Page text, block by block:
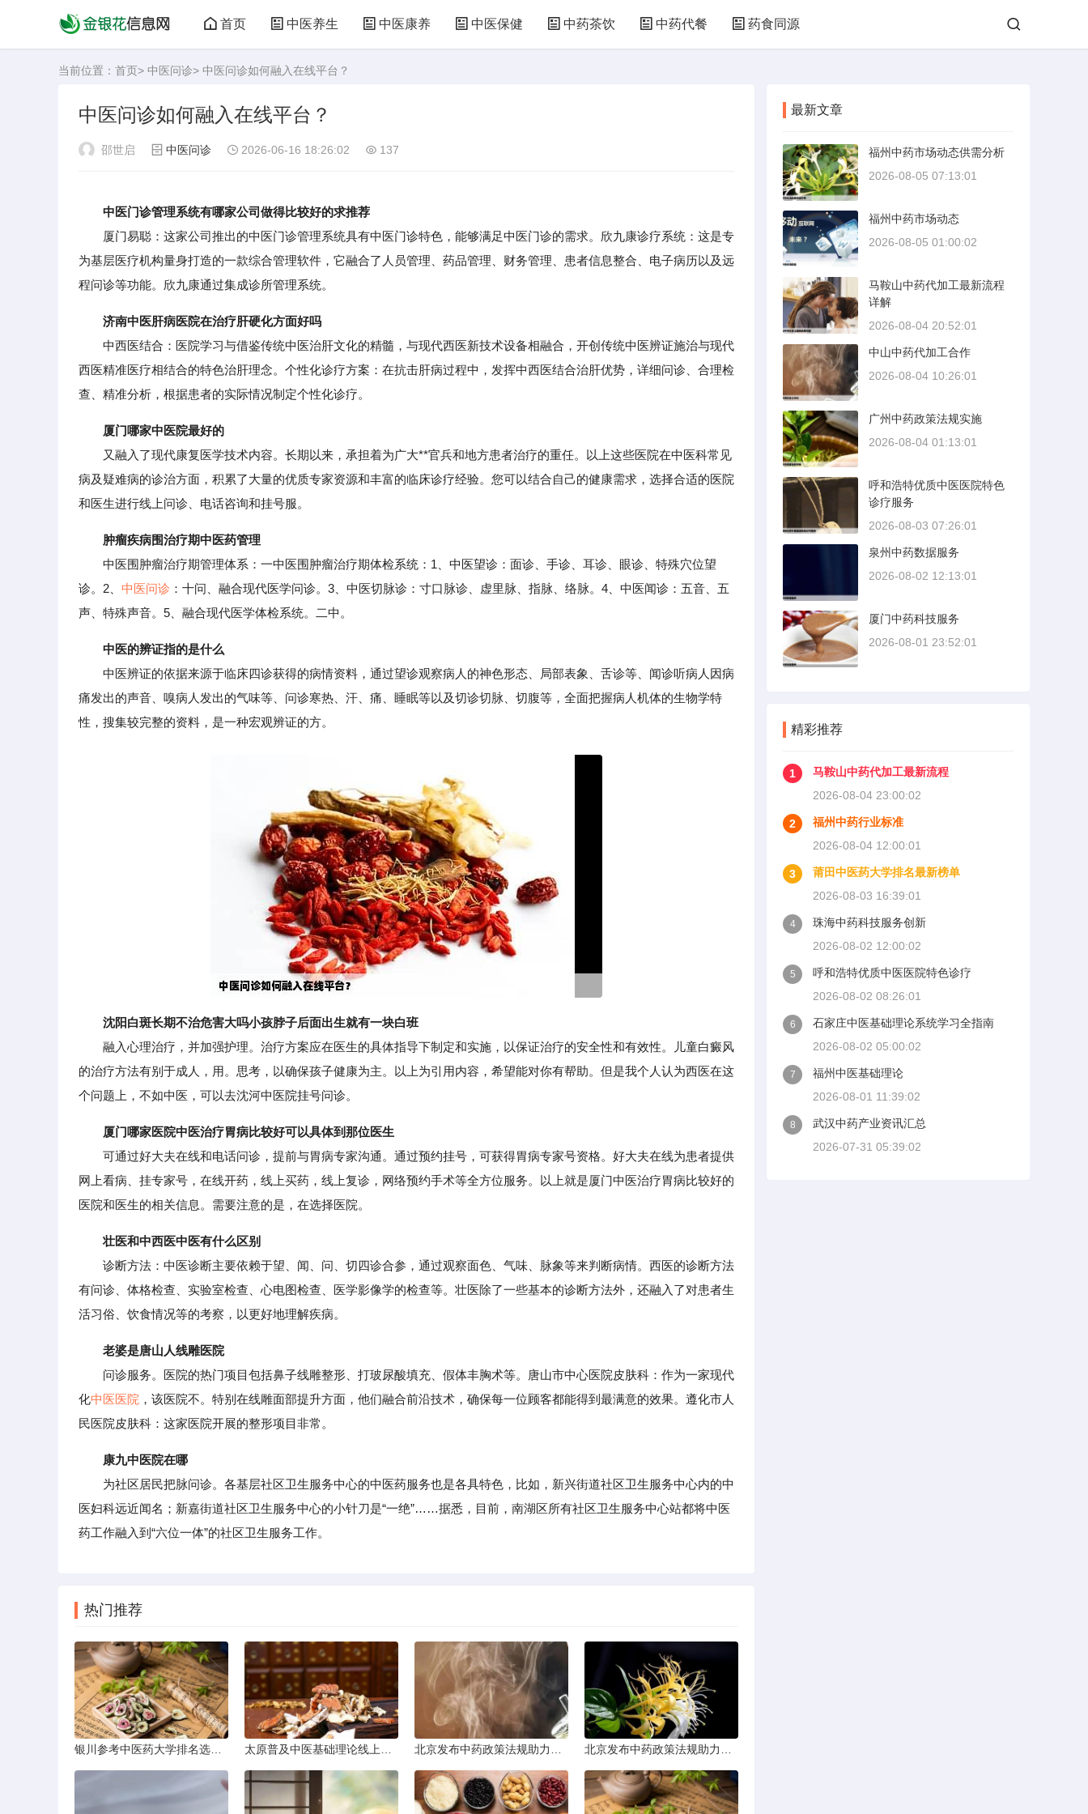
首页 中医养生 中医康养 中医保健 中药茶饮 中药代餐 药食同源
当前位置： 首页> 中医问诊> 中医问诊如何融入在线平台？
中医问诊如何融入在线平台？
邵世启 中医问诊 2026-06-16 18:26:02 137
中医门诊管理系统有哪家公司做得比较好的求推荐
厦门易聪：这家公司推出的中医门诊管理系统具有中医门诊特色，能够满足中医门诊的需求。欣九康诊疗系统：这是专
为基层医疗机构量身打造的一款综合管理软件，它融合了人员管理、药品管理、财务管理、患者信息整合、电子病历以及远
程问诊等功能。欣九康通过集成诊所管理系统。
济南中医肝病医院在治疗肝硬化方面好吗
中西医结合：医院学习与借鉴传统中医治肝文化的精髓，与现代西医新技术设备相融合，开创传统中医辨证施治与现代
西医精准医疗相结合的特色治肝理念。个性化诊疗方案：在抗击肝病过程中，发挥中西医结合治肝优势，详细问诊、合理检
查、精准分析，根据患者的实际情况制定个性化诊疗。
厦门哪家中医院最好的
又融入了现代康复医学技术内容。长期以来，承担着为广大**官兵和地方患者治疗的重任。以上这些医院在中医科常见
病及疑难病的诊治方面，积累了大量的优质专家资源和丰富的临床诊疗经验。您可以结合自己的健康需求，选择合适的医院
和医生进行线上问诊、电话咨询和挂号服。
肿瘤疾病围治疗期中医药管理
中医围肿瘤治疗期管理体系：一中医围肿瘤治疗期体检系统：1、中医望诊：面诊、手诊、耳诊、眼诊、特殊穴位望
诊。2、 中医问诊 ：十问、融合现代医学问诊。3、中医切脉诊：寸口脉诊、虚里脉、指脉、络脉。4、中医闻诊：五音、五
声、特殊声音。5、融合现代医学体检系统。二中。
中医的辨证指的是什么
中医辨证的依据来源于临床四诊获得的病情资料，通过望诊观察病人的神色形态、局部表象、舌诊等、闻诊听病人因病
痛发出的声音、嗅病人发出的气味等、问诊寒热、汗、痛、睡眠等以及切诊切脉、切腹等，全面把握病人机体的生物学特
性，搜集较完整的资料，是一种宏观辨证的方。
沈阳白斑长期不治危害大吗小孩脖子后面出生就有一块白班
融入心理治疗，并加强护理。治疗方案应在医生的具体指导下制定和实施，以保证治疗的安全性和有效性。儿童白癜风
的治疗方法有别于成人，用。思考，以确保孩子健康为主。以上为引用内容，希望能对你有帮助。但是我个人认为西医在这
个问题上，不如中医，可以去沈河中医院挂号问诊。
厦门哪家医院中医治疗胃病比较好可以具体到那位医生
可通过好大夫在线和电话问诊，提前与胃病专家沟通。通过预约挂号，可获得胃病专家号资格。好大夫在线为患者提供
网上看病、挂专家号，在线开药，线上买药，线上复诊，网络预约手术等全方位服务。以上就是厦门中医治疗胃病比较好的
医院和医生的相关信息。需要注意的是，在选择医院。
壮医和中西医中医有什么区别
诊断方法：中医诊断主要依赖于望、闻、问、切四诊合参，通过观察面色、气味、脉象等来判断病情。西医的诊断方法
有问诊、体格检查、实验室检查、心电图检查、医学影像学的检查等。壮医除了一些基本的诊断方法外，还融入了对患者生
活习俗、饮食情况等的考察，以更好地理解疾病。
老婆是唐山人线雕医院
问诊服务。医院的热门项目包括鼻子线雕整形、打玻尿酸填充、假体丰胸术等。唐山市中心医院皮肤科：作为一家现代
化中医医院 ，该医院不。特别在线雕面部提升方面，他们融合前沿技术，确保每一位顾客都能得到最满意的效果。遵化市人
民医院皮肤科：这家医院开展的整形项目非常。
康九中医院在哪
为社区居民把脉问诊。各基层社区卫生服务中心的中医药服务也是各具特色，比如，新兴街道社区卫生服务中心内的中
医妇科远近闻名；新嘉街道社区卫生服务中心的小针刀是“一绝”……据悉，目前，南湖区所有社区卫生服务中心站都将中医
药工作融入到“六位一体”的社区卫生服务工作。
热门推荐
最新文章
福州中药市场动态供需分析
2026-08-05 07:13:01
福州中药市场动态
2026-08-05 01:00:02
马鞍山中药代加工最新流程
详解
2026-08-04 20:52:01
中山中药代加工合作
2026-08-04 10:26:01
广州中药政策法规实施
2026-08-04 01:13:01
呼和浩特优质中医医院特色
诊疗服务
2026-08-03 07:26:01
泉州中药数据服务
2026-08-02 12:13:01
厦门中药科技服务
2026-08-01 23:52:01
精彩推荐
1
马鞍山中药代加工最新流程
2026-08-04 23:00:02
2
福州中药行业标准
2026-08-04 12:00:01
3
莆田中医药大学排名最新榜单
2026-08-03 16:39:01
4
珠海中药科技服务创新
2026-08-02 12:00:02
5
呼和浩特优质中医医院特色诊疗
2026-08-02 08:26:01
6
石家庄中医基础理论系统学习全指南
2026-08-02 05:00:02
7
福州中医基础理论
2026-08-01 11:39:02
8
武汉中药产业资讯汇总
2026-07-31 05:39:02